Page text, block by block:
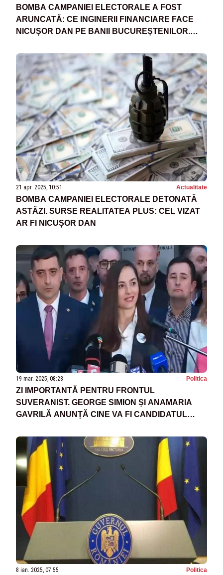
BOMBA CAMPANIEI ELECTORALE A FOST
ARUNCATĂ: CE INGINERII FINANCIARE FACE
NICUȘOR DAN PE BANII BUCUREȘTENILOR.
21 apr. 2025, 10:51 Actualitate
BOMBA CAMPANIEI ELECTORALE DETONATĂ
ASTĂZI. SURSE REALITATEA PLUS: CEL VIZAT
AR FI NICUȘOR DAN
19 mar. 2025, 08:28 Politica
ZI IMPORTANTĂ PENTRU FRONTUL
SUVERANIST. GEORGE SIMION ȘI ANAMARIA
GAVRILĂ ANUNȚĂ CINE VA FI CANDIDATUL
8 ian. 2025, 07:55 Politica